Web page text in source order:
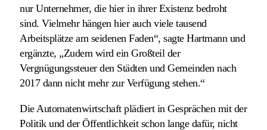
nur Unternehmer, die hier in ihrer Existenz bedroht
sind. Vielmehr hängen hier auch viele tausend
Arbeitsplätze am seidenen Faden“, sagte Hartmann und
ergänzte, „Zudem wird ein Großteil der
Vergnügungssteuer den Städten und Gemeinden nach
2017 dann nicht mehr zur Verfügung stehen.“
Die Automatenwirtschaft plädiert in Gesprächen mit der
Politik und der Öffentlichkeit schon lange dafür, nicht